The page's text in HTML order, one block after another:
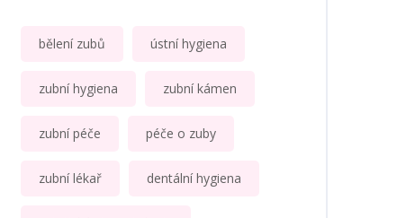
bělení zubů ústní hygiena
zubní hygiena zubní kámen
zubní péče péče o zuby
zubní lékař dentální hygiena